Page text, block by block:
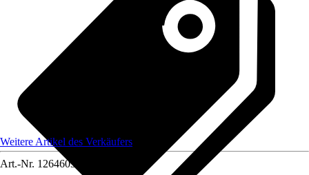
Weitere Artikel des Verkäufers
Art.-Nr. 12646032